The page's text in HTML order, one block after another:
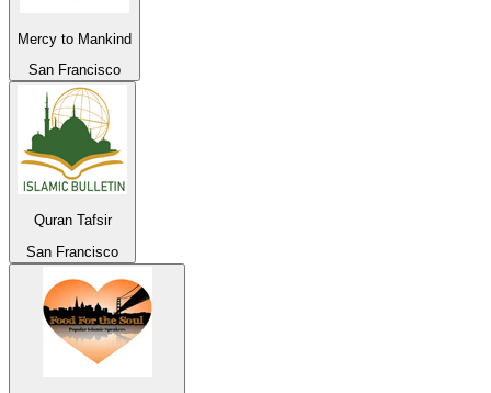
Mercy to Mankind
San Francisco
Quran Tafsir
San Francisco